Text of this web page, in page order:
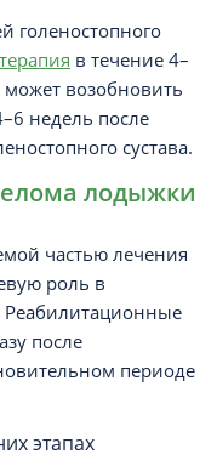
голеностопного
в течение 4–
возобновить
недель после
сустава.
лодыжки
частью лечения
роль в
Реабилитационные
после
периоде
этапах